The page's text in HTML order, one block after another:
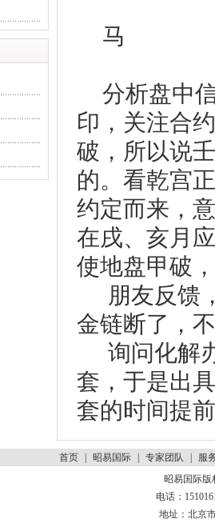
分析盘中
印，关注合
破，所以说
的。看乾宫
约定而来，
在戌、亥月
使地盘甲破
朋友反馈
金链断了，
询问化解
套，于是出
套的时间提
首页 昭易国际 专家团队
服
昭易国际
电话：
地址：北京